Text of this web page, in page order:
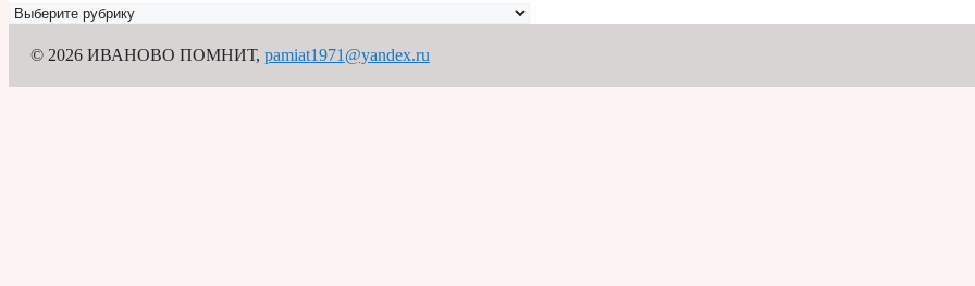
Рубрикатор
© 2026 ИВАНОВО ПОМНИТ, pamiat1971@yandex.ru